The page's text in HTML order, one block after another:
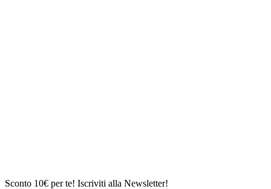
Sconto 10€ per te! Iscriviti alla Newsletter!